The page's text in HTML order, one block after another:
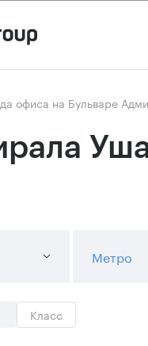
офиса на Бульваре
Метро
Класс